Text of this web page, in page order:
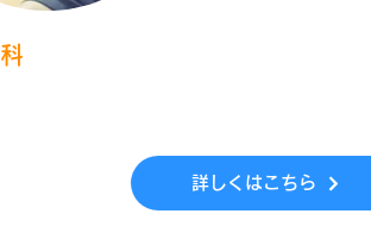
詳しくはこちら